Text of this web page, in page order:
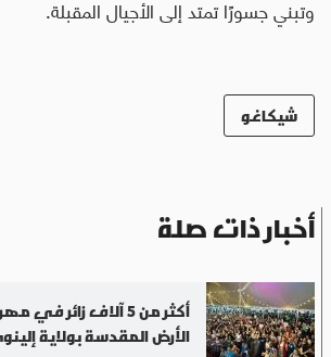
وتبني جسورًا تمتد إلى الأجيال المقبلة.
شيكاغو
أخبار ذات صلة
أكثر من 5 آلاف زائر
الأرض المقدسة بولاية